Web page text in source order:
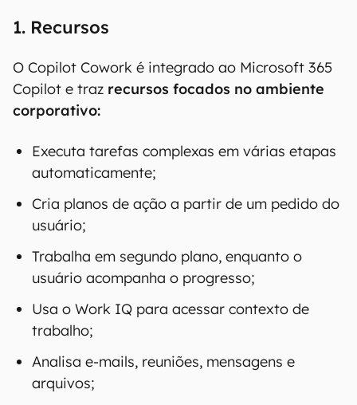
1. Recursos
O Copilot Cowork é integrado ao Microsoft 365
Copilot e traz recursos focados no ambiente
corporativo:
Executa tarefas complexas em várias etapas
automaticamente;
Cria planos de ação a partir de um pedido do
usuário;
Trabalha em segundo plano, enquanto o
usuário acompanha o progresso;
Usa o Work IQ para acessar contexto de
trabalho;
Analisa e-mails, reuniões, mensagens e
arquivos;